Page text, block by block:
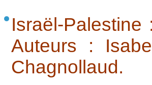
Israël-
Auteurs :
Chagnollaud.